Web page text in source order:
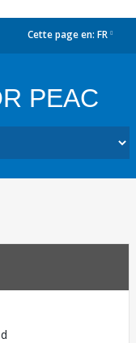
Cette page en: FR
PEAC